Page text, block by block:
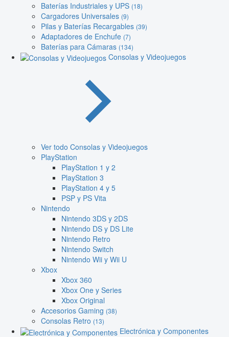
Baterías Industriales y UPS (18)
Cargadores Universales (9)
Pilas y Baterías Recargables (39)
Adaptadores de Enchufe (7)
Baterías para Cámaras (134)
Consolas y Videojuegos
Ver todo Consolas y Videojuegos
PlayStation
PlayStation 1 y 2
PlayStation 3
PlayStation 4 y 5
PSP y PS Vita
Nintendo
Nintendo 3DS y 2DS
Nintendo DS y DS Lite
Nintendo Retro
Nintendo Switch
Nintendo Wii y Wii U
Xbox
Xbox 360
Xbox One y Series
Xbox Original
Accesorios Gaming (38)
Consolas Retro (13)
Electrónica y Componentes